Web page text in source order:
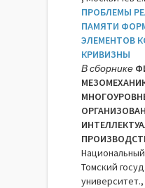
ПРОБЛЕМЫ
ПАМЯТИ
ЭЛЕМЕНТОВ
КРИВИЗНЫ
В сборнике
Томский
университет.,